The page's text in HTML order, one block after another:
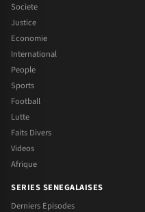
Societe
Justice
Economie
International
People
Sports
Football
Lutte
Faits Divers
Videos
Afrique
SERIES SENEGALAISES
Derniers Episodes